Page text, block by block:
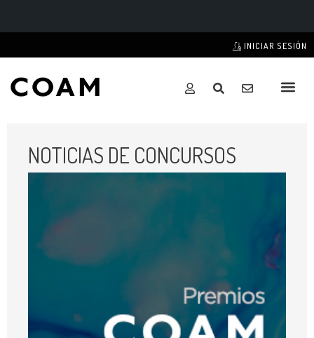
INICIAR SESIÓN
NOTICIAS DE CONCURSOS